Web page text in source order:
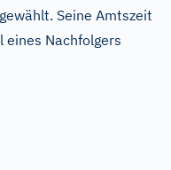
Seine Amtszeit
eines Nachfolgers